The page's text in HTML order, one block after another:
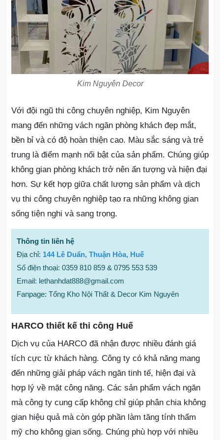
Kim Nguyên Decor
Với đội ngũ thi công chuyên nghiệp, Kim Nguyên
mang đến những vách ngăn phòng khách đẹp mắt,
bền bỉ và có độ hoàn thiện cao. Màu sắc sáng và trẻ
trung là điểm mạnh nổi bật của sản phẩm. Chúng giúp
không gian phòng khách trở nên ấn tượng và hiện đại
hơn. Sự kết hợp giữa chất lượng sản phẩm và dịch
vụ thi công chuyên nghiệp tạo ra những không gian
sống tiện nghi và sang trọng.
Thông tin liên hệ
Địa chỉ: 144 Lê Duẩn, Thuận Hòa, Huế
Số điện thoại: 0359 810 859 & 0795 553 539
Email: lethanhdat888@gmail.com
Fanpage: Tổng Kho Nội Thất & Decor Kim Nguyên
HARCO thiết kế thi công Huế
Dịch vụ của HARCO đã nhận được nhiều đánh giá
tích cực từ khách hàng. Công ty có khả năng mang
đến những giải pháp vách ngăn tinh tế, hiện đại và
hợp lý về mặt công năng. Các sản phẩm vách ngăn
mà công ty cung cấp không chỉ giúp phân chia không
gian hiệu quả mà còn góp phần làm tăng tính thẩm
mỹ cho không gian sống. Chúng phù hợp với nhiều